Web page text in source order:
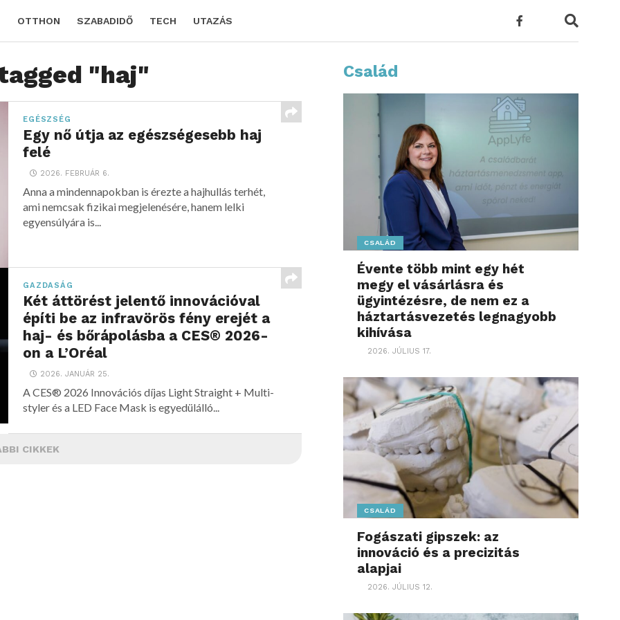
OTTHON SZABADIDŐ TECH UTAZÁS
"haj"
EGÉSZSÉG
Egy nő útja az egészségesebb haj
felé
2026. FEBRUÁR 6.
Anna a mindennapokban is érezte a hajhullás terhét,
ami nemcsak fizikai megjelenésére, hanem lelki
egyensúlyára is...
GAZDASÁG
Két áttörést jelentő innovációval
építi be az infravörös fény erejét a
haj- és bőrápolásba a CES® 2026-
on a L’Oréal
2026. JANUÁR 25.
A CES® 2026 Innovációs díjas Light Straight + Multi-
styler és a LED Face Mask is egyedülálló...
CIKKEK
Család
CSALÁD
Évente több mint egy hét
megy el vásárlásra és
ügyintézésre, de nem ez a
háztartásvezetés legnagyobb
kihívása
2026. JÚLIUS 17.
CSALÁD
Fogászati gipszek: az
innováció és a precizitás
alapjai
2026. JÚLIUS 12.